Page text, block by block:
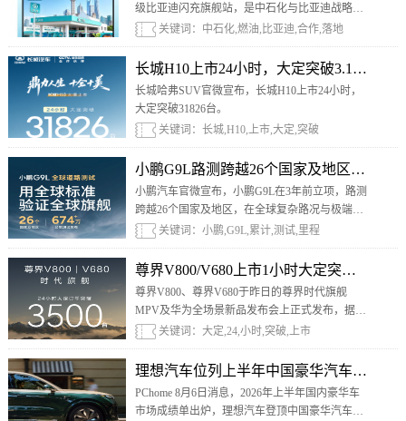
级比亚迪闪充旗舰站，是中石化与比亚迪战略合
作的关键里程碑落地。
关键词：中石化,燃油,比亚迪,合作,落地
长城H10上市24小时，大定突破3.18万台
长城哈弗SUV官微宣布，长城H10上市24小时，
大定突破31826台。
关键词：长城,H10,上市,大定,突破
小鹏G9L路测跨越26个国家及地区，累计
小鹏汽车官微宣布，小鹏G9L在3年前立项，路测
跨越26个国家及地区，在全球复杂路况与极端环
境中反复验证，累计测试里程超过674万公里。
关键词：小鹏,G9L,累计,测试,里程
尊界V800/V680上市1小时大定突破2115台
尊界V800、尊界V680于昨日的尊界时代旗舰
MPV及华为全场景新品发布会上正式发布，据
悉，尊界V800、尊界V680大定24小时订单突破
3500台。
关键词：大定,24,小时,突破,上市
理想汽车位列上半年中国豪华汽车品牌销
PChome 8月6日消息，2026年上半年国内豪华车
市场成绩单出炉，理想汽车登顶中国豪华汽车品